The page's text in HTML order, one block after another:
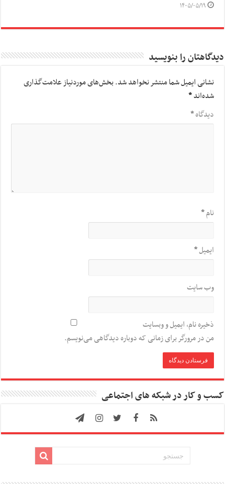
۱۴۰۵/۰۵/۱۹
دیدگاهتان را بنویسید
نشانی ایمیل شما منتشر نخواهد شد.بخش‌های موردنیاز علامت‌گذاری
شده‌اند*
دیدگاه*
نام*
ایمیل*
وب‌ سایت
ذخیره نام، ایمیل و وبسایت
من در مرورگر برای زمانی که دوباره دیدگاهی می‌نویسم.
کسب و کار در شبکه های اجتماعی